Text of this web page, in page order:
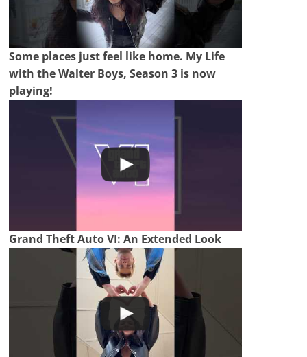
Some places just feel like home. My Life
with the Walter Boys, Season 3 is now
playing!
Grand Theft Auto VI: An Extended Look